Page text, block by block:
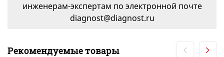
инженерам-экспертам по электронной почте
diagnost@diagnost.ru
Рекомендуемые товары